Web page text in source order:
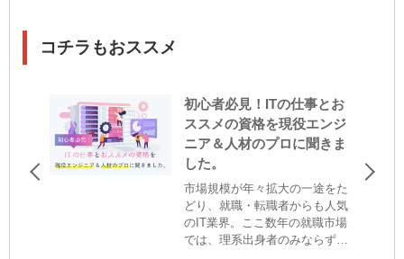
コチラもおススメ
初心者必見！ITの仕事とお
ススメの資格を現役エンジ
ニア＆人材のプロに聞きま
した。
市場規模が年々拡大の一途をた
どり、就職・転職者からも人気
のIT業界。ここ数年の就職市場
では、理系出身者のみならず、